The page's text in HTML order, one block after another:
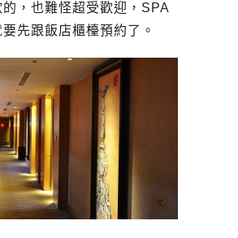
，也難怪超受歡迎，SPA
先跟飯店櫃檯預約了。